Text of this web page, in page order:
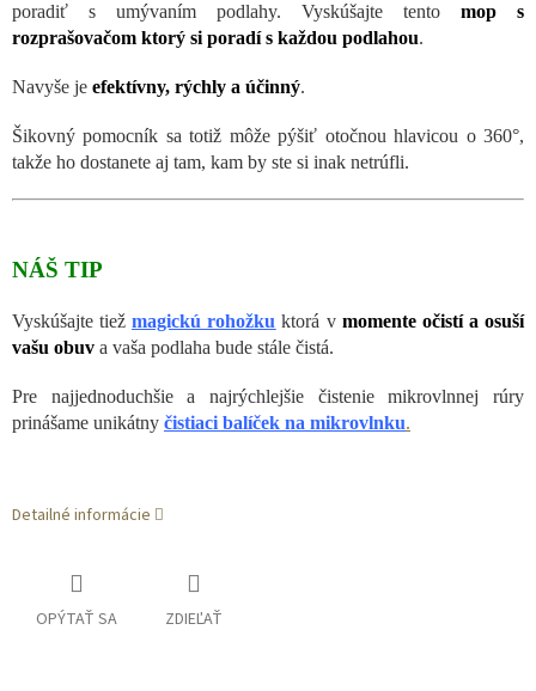
poradiť s umývaním podlahy. Vyskúšajte tento mop s
rozprašovačom ktorý si poradí s každou podlahou.
Navyše je efektívny, rýchly a účinný.
Šikovný pomocník sa totiž môže pýšiť otočnou hlavicou o 360°,
takže ho dostanete aj tam, kam by ste si inak netrúfli.
NÁŠ TIP
Vyskúšajte tiežmagickú rohožku ktorá v momente očistí a osuší
vašu obuv a vaša podlaha bude stále čistá.
Pre najjednoduchšie a najrýchlejšie čistenie mikrovlnnej rúry
prinášame unikátny čistiaci balíček na mikrovlnku.
Detailné informácie
OPÝTAŤ SA ZDIEĽAŤ